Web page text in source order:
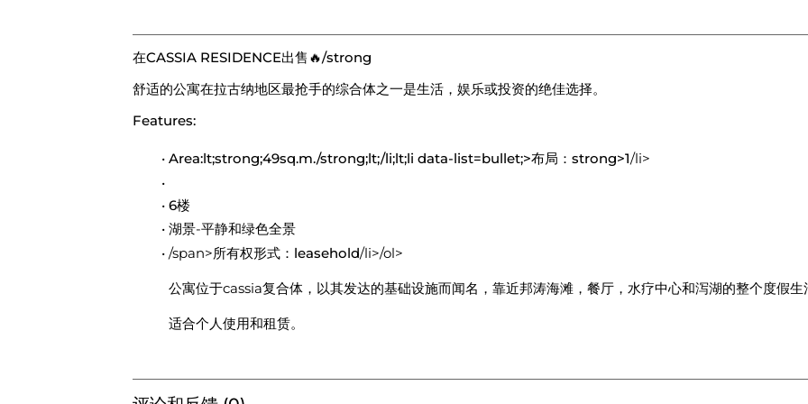
在CASSIA RESIDENCE出售🔥/strong
舒适的公寓在拉古纳地区最抢手的综合体之一是生活，娱乐或投资的绝佳选择。
Features:
Area:lt;strong;49sq.m./strong;lt;/li;lt;li data-list=bullet;>布局：strong>1/li>
6楼
湖景-平静和绿色全景
/span>所有权形式： leasehold/li>/ol>
公寓位于cassia复合体，以其发达的基础设施而闻名，靠近邦涛海滩，餐厅，水疗中心和泻湖的整个度假生
适合个人使用和租赁。